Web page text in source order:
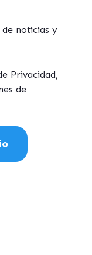
noticias y
Privacidad,
de